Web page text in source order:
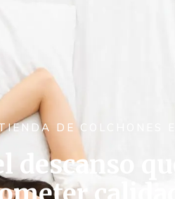
DE COLCHONES
descanso